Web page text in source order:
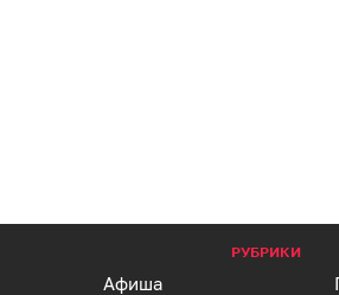
РУБРИКИ
Афиша